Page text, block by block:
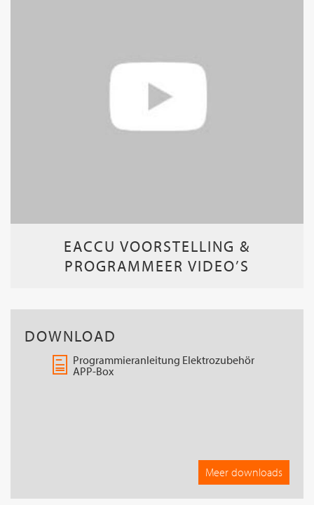
EACCU VOORSTELLING &
PROGRAMMEER VIDEO’S
DOWNLOAD
Programmieranleitung Elektrozubehör
APP-Box
Meer downloads